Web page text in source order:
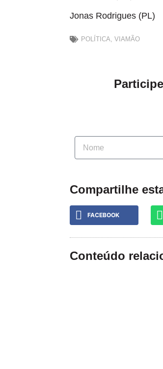
Jonas Rodrigues (PL)
POLÍTICA, VIAMÃO
Compartilhe
FACEBOOK
Conteúdo